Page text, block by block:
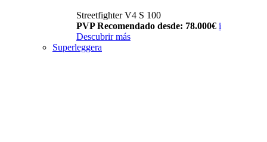
Streetfighter V4 S 100
PVP Recomendado desde: 78.000€ i
Descubrir más
Superleggera